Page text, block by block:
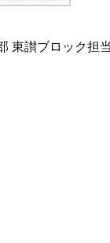
東讃ブロック担